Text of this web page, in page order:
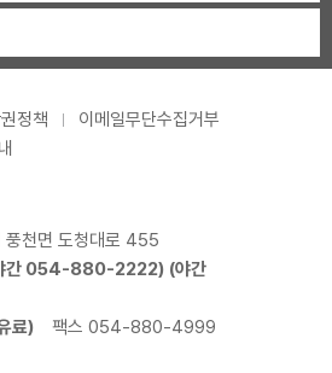
정책
이메일무단수집거부
천면 도청대로 455
간 054-880-2222) (야간
료)
팩스 054-880-4999